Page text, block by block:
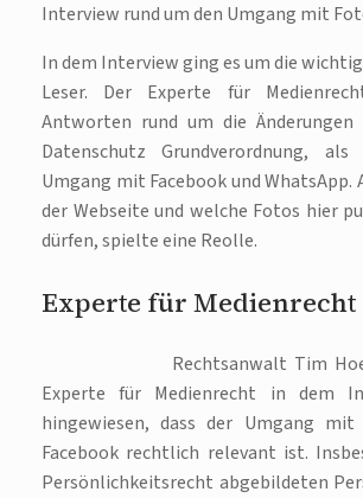
Interview rund um den Umgang mit
In dem Interview ging es um die
Leser. Der Experte für
Antworten rund um die Änderungen
Datenschutz Grundverordnung,
Umgang mit Facebook und WhatsApp.
der Webseite und welche Fotos hier
dürfen, spielte eine Reolle.
Experte für Medienrecht
Rechtsanwalt Tim
Experte für Medienrecht in dem
hingewiesen, dass der Umgang mit
Facebook rechtlich relevant ist.
Persönlichkeitsrecht abgebildeten